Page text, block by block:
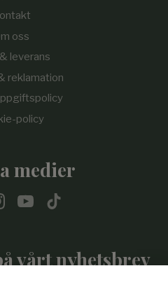
oss
leverans
reklamation
policy
medier
vårt nyhetsbrev